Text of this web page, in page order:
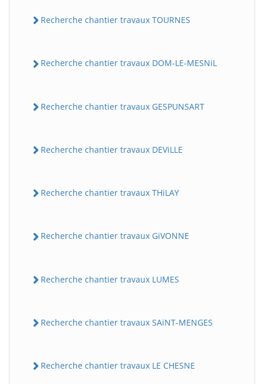
Recherche chantier travaux TOURNES
Recherche chantier travaux DOM-LE-MESNiL
Recherche chantier travaux GESPUNSART
Recherche chantier travaux DEViLLE
Recherche chantier travaux THiLAY
Recherche chantier travaux GiVONNE
Recherche chantier travaux LUMES
Recherche chantier travaux SAiNT-MENGES
Recherche chantier travaux LE CHESNE